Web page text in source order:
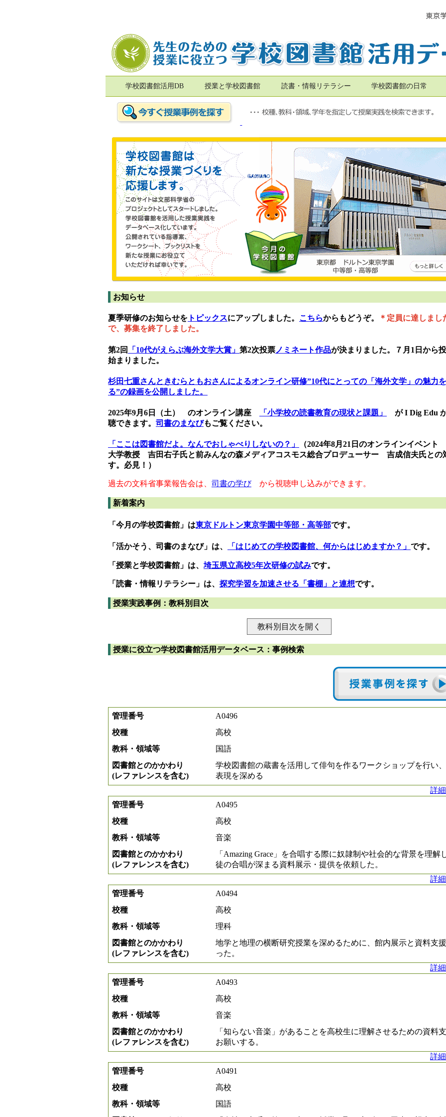
学校図書館活用DB 授業と学校図書館 読書・情報リテラシー 学校図書館の日常
お知らせ
夏季研修のお知らせを トピックスにアップしました。 こちらからもどうぞ。
＊定員に達しまし
で、募集を終了しました。
第2回 「10代がえらぶ海外文学大賞」 第2次投票 ノミネート作品が決まりました。７月1日から
始まりました。
杉田七重さんときむらともおさんによるオンライン研修”10代にとっての「海外文学」の魅力
る”の録画を公開しました。
2025年9月6日（土） のオンライン講座 「小学校の読書教育の現状と課題」
が I Dig Edu
聴できます。 司書のまなびもご覧ください。
「ここは図書館だよ。なんでおしゃべりしないの？」
（2024年8月21日のオンラインイベン
大学教授 吉田右子氏と前みんなの森メディアコスモス総合プロデューサー 吉成信夫氏との
す。必見！）
過去の文科省事業報告会は、 司書の学びから視聴申し込みができます。
新着案内
「今月の学校図書館」は東京ドルトン東京学園中等部・高等部です。
「活かそう、司書のまなび」は、 「はじめての学校図書館、何からはじめますか？」 です。
「授業と学校図書館」は、 埼玉県立高校5年次研修の試みです。
「読書・情報リテラシー」は、 探究学習を加速させる「書棚」と連想です。
授業実践事例：教科別目次
教科別目次を開く
授業に役立つ学校図書館活用データベース：事例検索
管理番号
A0496
校種
高校
教科・領域等
国語
図書館とのかかわり
(レファレンスを含む)
学校図書館の蔵書を活用して俳句を作るワークショップを行い
表現を深める
詳
管理番号
A0495
校種
高校
教科・領域等
音楽
図書館とのかかわり
(レファレンスを含む)
「Amazing Grace」を合唱する際に奴隷制や社会的な背景を理解
徒の合唱が深まる資料展示・提供を依頼した。
詳
管理番号
A0494
校種
高校
教科・領域等
理科
図書館とのかかわり
(レファレンスを含む)
地学と地理の横断研究授業を深めるために、館内展示と資料支
った。
詳
管理番号
A0493
校種
高校
教科・領域等
音楽
図書館とのかかわり
(レファレンスを含む)
「知らない音楽」があることを高校生に理解させるための資料
お願いする。
詳
管理番号
A0491
校種
高校
教科・領域等
国語